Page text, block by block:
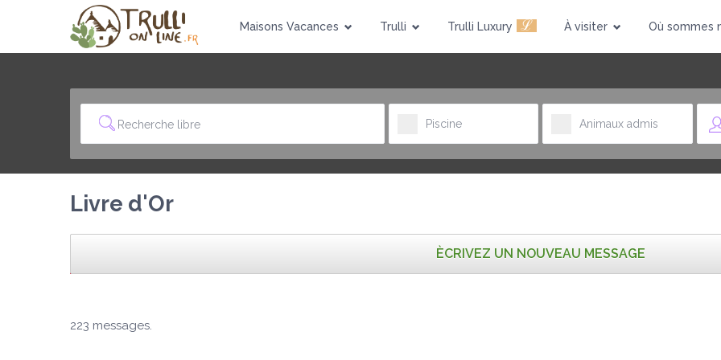
Maisons Vacances Trulli Trulli Luxury ℒ À visiter Où sommes
Piscine Animaux admis
Livre d'Or
223 messages.